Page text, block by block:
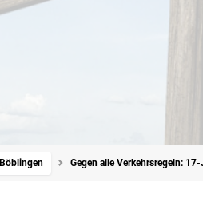
Böblingen Gegen alle Verkehrsregeln: